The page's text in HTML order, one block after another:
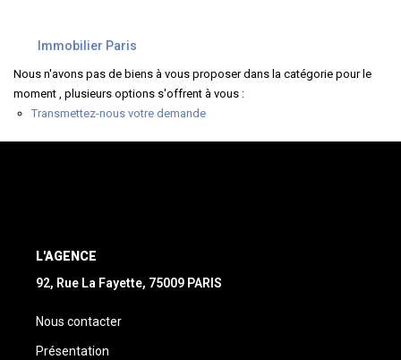
Immobilier Paris
Nous n'avons pas de biens à vous proposer dans la catégorie pour le
moment , plusieurs options s'offrent à vous :
Transmettez-nous votre demande
L'AGENCE
92, Rue La Fayette, 75009 PARIS
Nous contacter
Présentation